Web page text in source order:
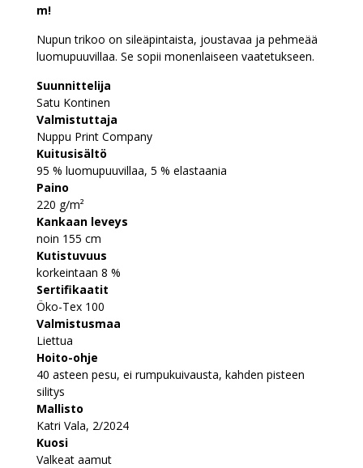
m!
Nupun trikoo on sileäpintaista, joustavaa ja pehmeää
luomupuuvillaa. Se sopii monenlaiseen vaatetukseen.
Suunnittelija
Satu Kontinen
Valmistuttaja
Nuppu Print Company
Kuitusisältö
95 % luomupuuvillaa, 5 % elastaania
Paino
220 g/m²
Kankaan leveys
noin 155 cm
Kutistuvuus
korkeintaan 8 %
Sertifikaatit
Öko-Tex 100
Valmistusmaa
Liettua
Hoito-ohje
40 asteen pesu, ei rumpukuivausta, kahden pisteen
silitys
Mallisto
Katri Vala, 2/2024
Kuosi
Valkeat aamut